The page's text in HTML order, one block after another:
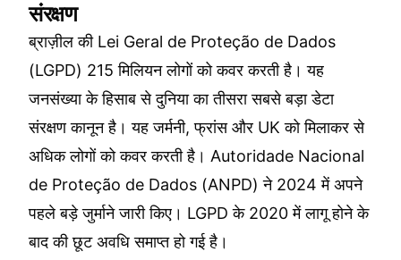
संरक्षण
ब्राज़ील की Lei Geral de Proteção de Dados
(LGPD) 215 मिलियन लोगों को कवर करती है। यह
जनसंख्या के हिसाब से दुनिया का तीसरा सबसे बड़ा डेटा
संरक्षण कानून है। यह जर्मनी, फ्रांस और UK को मिलाकर से
अधिक लोगों को कवर करती है। Autoridade Nacional
de Proteção de Dados (ANPD) ने 2024 में अपने
पहले बड़े जुर्माने जारी किए। LGPD के 2020 में लागू होने के
बाद की छूट अवधि समाप्त हो गई है।